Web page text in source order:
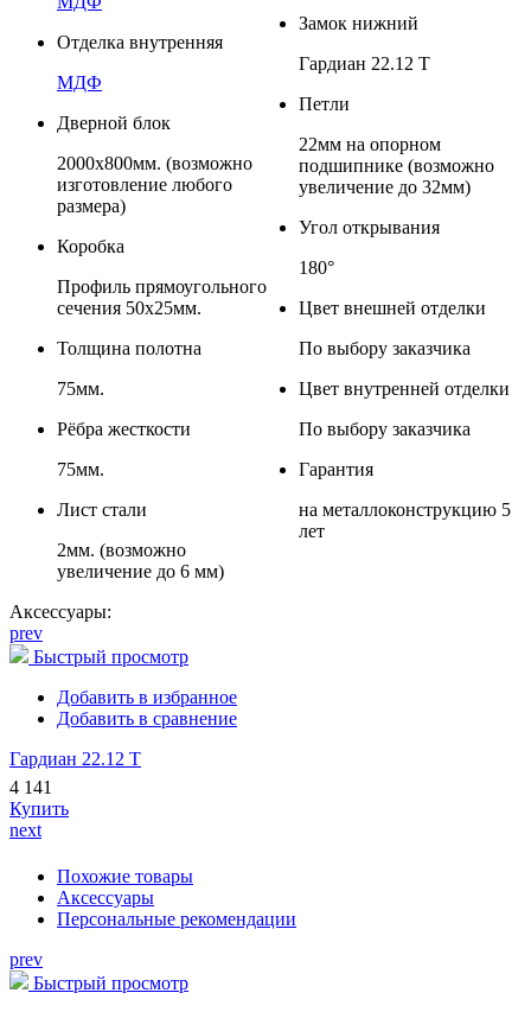
Отделка внутренняя
МДФ
Дверной блок
2000x800мм. (возможно
изготовление любого
размера)
Коробка
Профиль прямоугольного
сечения 50x25мм.
Толщина полотна
75мм.
Рёбра жесткости
75мм.
Лист стали
2мм. (возможно
увеличение до 6 мм)
Замок нижний
Гардиан 22.12 Т
Петли
22мм на опорном
подшипнике (возможно
увеличение до 32мм)
Угол открывания
180°
Цвет внешней отделки
По выбору заказчика
Цвет внутренней отделки
По выбору заказчика
Гарантия
на металлоконструкцию 5
лет
Аксессуары:
prev
Быстрый просмотр
Добавить в избранное
Добавить в сравнение
Гардиан 22.12 Т
4 141
Купить
next
Похожие товары
Аксессуары
Персональные рекомендации
prev
Быстрый просмотр